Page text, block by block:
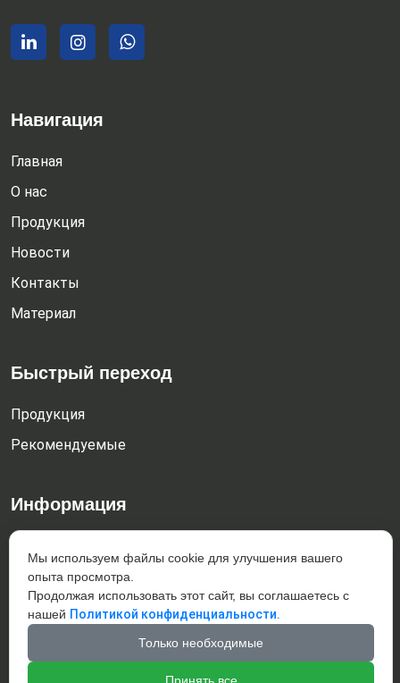
Навигация
Главная
О нас
Продукция
Новости
Контакты
Материал
Быстрый переход
Продукция
Рекомендуемые
Информация
Province, China 122300
+86-421-4832187
giahar@giahar-casting.com
Добро пожаловать на наш сайт !
Мы используем файлы cookie для улучшения вашего
опыта просмотра.
Продолжая использовать этот сайт, вы соглашаетесь с
нашей Политикой конфиденциальности.
Только необходимые